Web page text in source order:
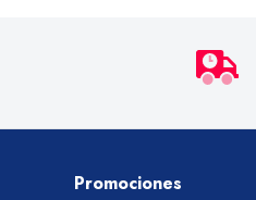
Promociones